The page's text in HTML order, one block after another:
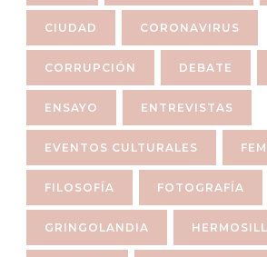
CIUDAD CORONAVIRUS
CORRUPCIÓN DEBATE
ENSAYO ENTREVISTAS
EVENTOS CULTURALES
FILOSOFÍA FOTOGRAFÍA
GRINGOLANDIA